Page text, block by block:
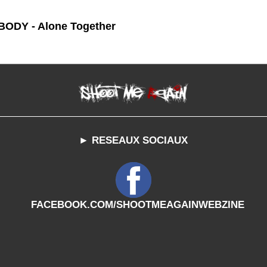
- Alone Together
► RESEAUX SOCIAUX
FACEBOOK.COM/SHOOTMEAGAINWEBZINE